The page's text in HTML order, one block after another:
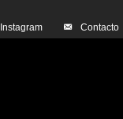
Instagram Contacto